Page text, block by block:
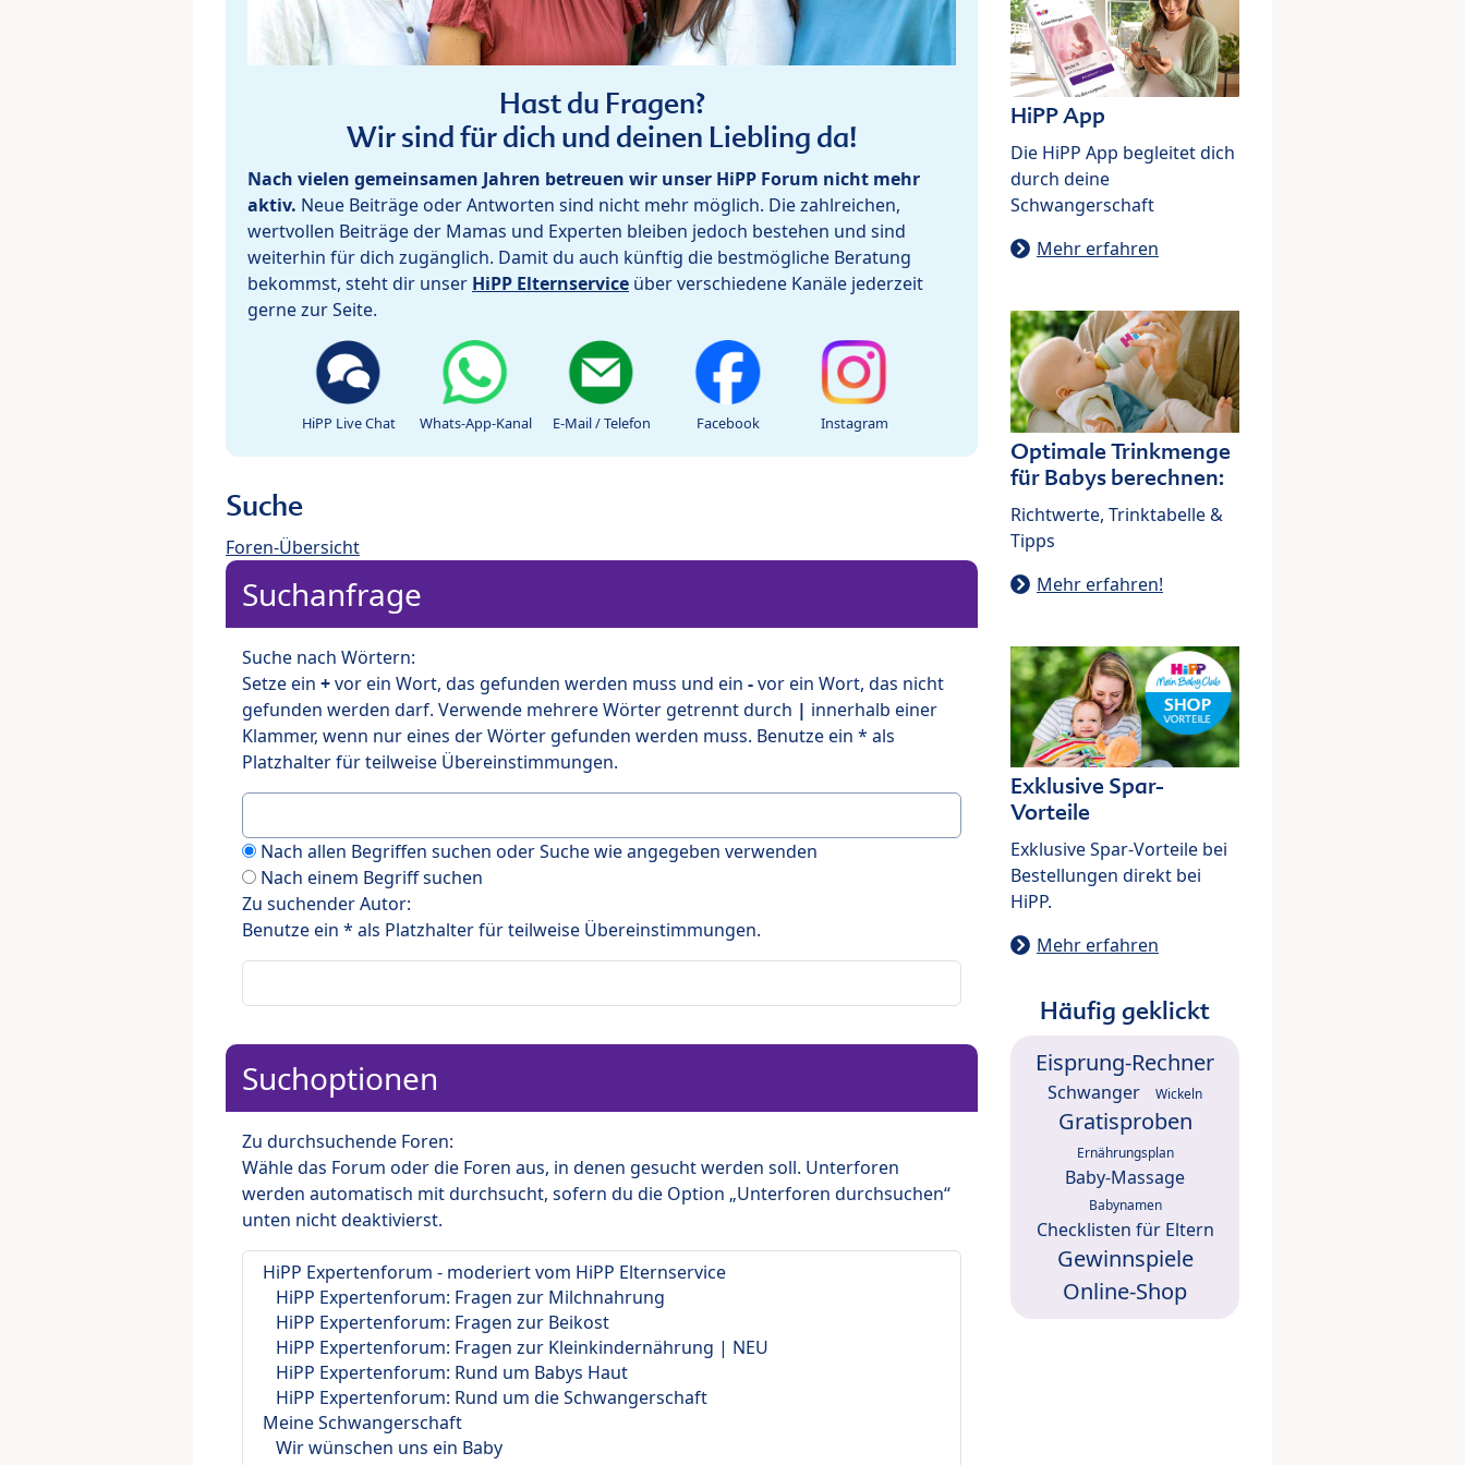
Hast du Fragen?
Wir sind für dich und deinen Liebling da!
Nach vielen gemeinsamen Jahren betreuen wir unser HiPP Forum nicht mehr
aktiv. Neue Beiträge oder Antworten sind nicht mehr möglich. Die zahlreichen,
wertvollen Beiträge der Mamas und Experten bleiben jedoch bestehen und sind
weiterhin für dich zugänglich. Damit du auch künftig die bestmögliche Beratung
bekommst, steht dir unser HiPP Elternservice über verschiedene Kanäle jederzeit
gerne zur Seite.
HiPP Live Chat Whats-App-Kanal E-Mail / Telefon Facebook Instagram
Suche
Foren-Übersicht
Suchanfrage
Suche nach Wörtern:
Setze ein +vor ein Wort, das gefunden werden muss und ein -vor ein Wort, das nicht
gefunden werden darf. Verwende mehrere Wörter getrennt durch | innerhalb einer
Klammer, wenn nur eines der Wörter gefunden werden muss. Benutze ein * als
Platzhalter für teilweise Übereinstimmungen.
Nach allen Begriffen suchen oder Suche wie angegeben verwenden
Nach einem Begriff suchen
Zu suchender Autor:
Benutze ein * als Platzhalter für teilweise Übereinstimmungen.
Suchoptionen
Zu durchsuchende Foren:
Wähle das Forum oder die Foren aus, in denen gesucht werden soll. Unterforen
werden automatisch mit durchsucht, sofern du die Option „Unterforen durchsuchen“
unten nicht deaktivierst.
HiPP App
Die HiPP App begleitet dich
durch deine
Schwangerschaft
Mehr erfahren
Optimale Trinkmenge
für Babys berechnen:
Richtwerte, Trinktabelle &
Tipps
Mehr erfahren!
Exklusive Spar-
Vorteile
Exklusive Spar-Vorteile bei
Bestellungen direkt bei
HiPP.
Mehr erfahren
Häufig geklickt
Eisprung-Rechner
Schwanger Wickeln
Gratisproben
Ernährungsplan
Baby-Massage
Babynamen
Checklisten für Eltern
Gewinnspiele
Online-Shop